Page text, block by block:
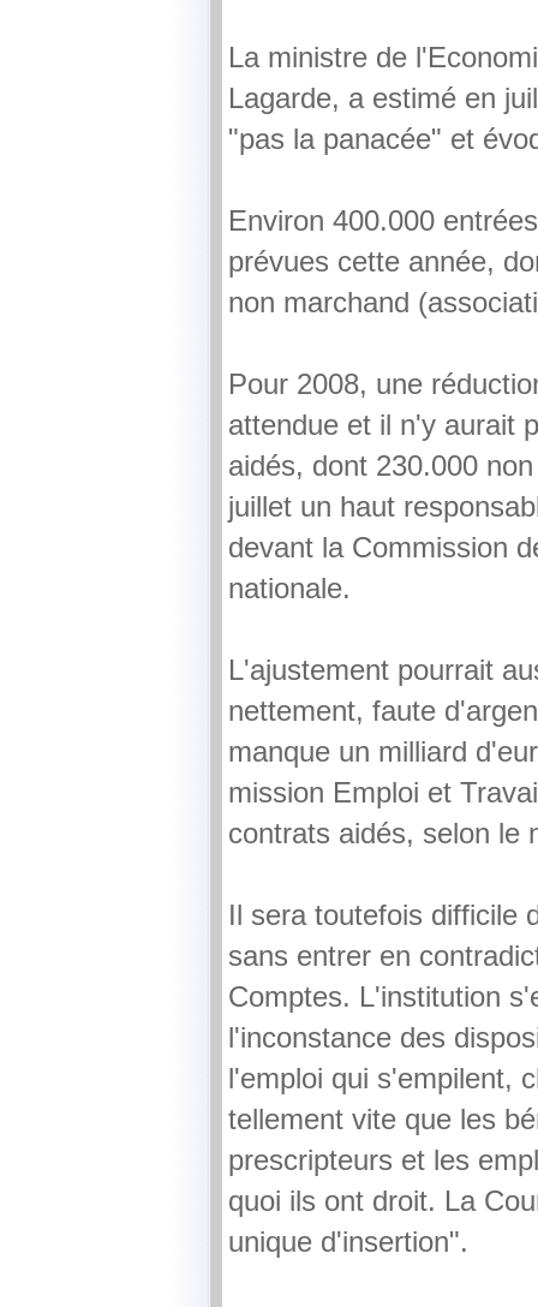
La ministre de
Lagarde, a estimé en
"pas la panacée" et
Environ 400.000
prévues cette année,
non marchand
Pour 2008, une
attendue et il n'y aurait
aidés, dont 230.000
juillet un haut
devant la Commission
nationale.
L'ajustement pourrait
nettement, faute
manque un milliard
mission Emploi et
contrats aidés, selon le
Il sera toutefois difficile
sans entrer en
Comptes. L'institution
l'inconstance des
l'emploi qui s'empilent,
tellement vite que les
prescripteurs et les
quoi ils ont droit. La
unique d'insertion".